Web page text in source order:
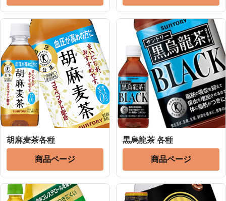
胡麻麦茶各種
商品ページ
黒烏龍茶 各種
商品ページ